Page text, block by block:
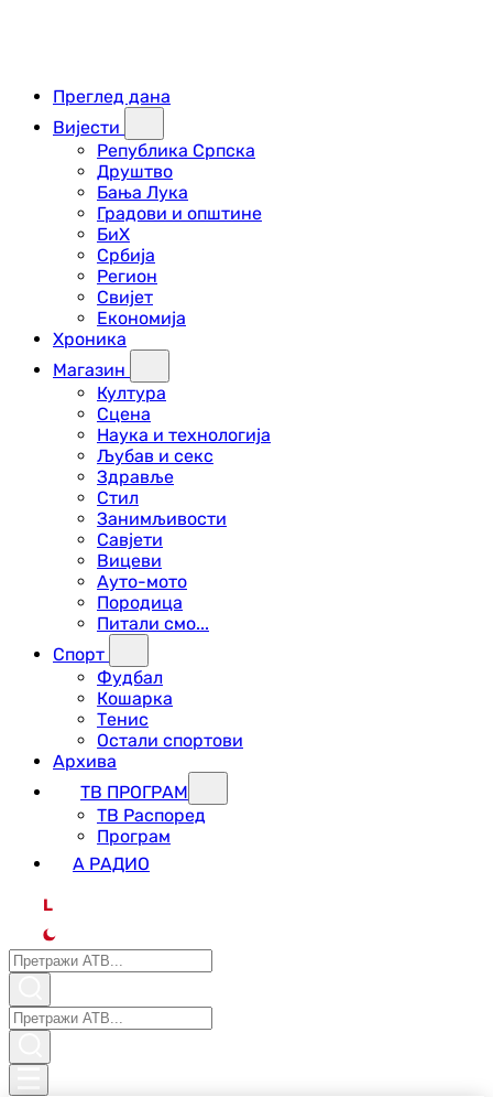
Преглед дана
Вијести
Република Српска
Друштво
Бања Лука
Градови и општине
БиХ
Србија
Регион
Свијет
Економија
Хроника
Магазин
Култура
Сцена
Наука и технологија
Љубав и секс
Здравље
Стил
Занимљивости
Савјети
Вицеви
Ауто-мото
Породица
Питали смо...
Спорт
Фудбал
Кошарка
Тенис
Остали спортови
Архива
ТВ ПРОГРАМ
ТВ Распоред
Програм
А РАДИО
L